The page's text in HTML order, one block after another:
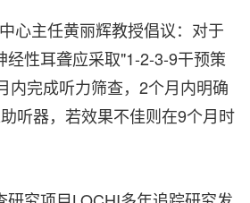
心主任黄丽辉教授倡议：对于
经性耳聋应采取"1-2-3-9干预策
内完成听力筛查，2个月内明确
听器，若效果不佳则在9个月时